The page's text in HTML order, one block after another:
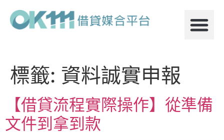
標籤: 資料誠實申報
【借貸流程實際操作】從準備
文件到拿到款